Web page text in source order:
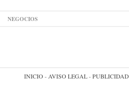
NEGOCIOS
INICIO- AVISO LEGAL-PUBLICIDAD